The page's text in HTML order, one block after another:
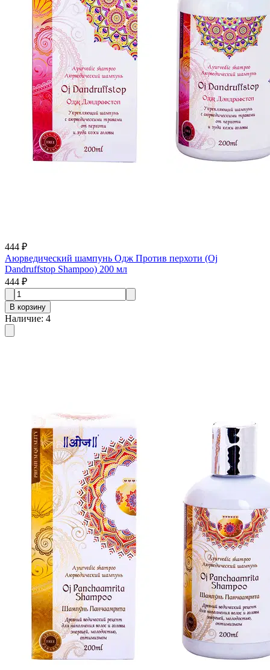
444 ₽
Аюрведический шампунь Одж Против перхоти (Oj
Dandruffstop Shampoo) 200 мл
444 ₽
В корзину
Наличие: 4